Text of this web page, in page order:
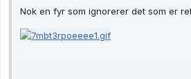
Nok en fyr som ignorerer det som er